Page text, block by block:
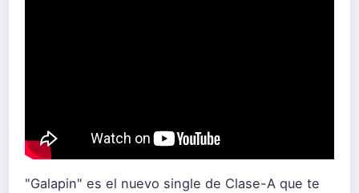
"Galapin" es el nuevo single de Clase-A que te